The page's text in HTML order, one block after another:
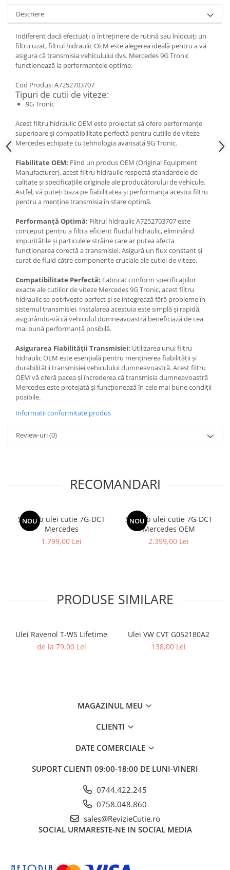
Descriere
Indiferent dacă efectuați o întreținere de rutină sau înlocuiți un
filtru uzat, filtrul hidraulic OEM este alegerea ideală pentru a vă
asigura că transmisia vehiculului dvs. Mercedes 9G Tronic
funcționează la performanțele optime.
Cod Produs: A7252703707
Tipuri de cutii de viteze:
9G Tronic
Acest filtru hidraulic OEM este proiectat să ofere performanțe
superioare și compatibilitate perfectă pentru cutiile de viteze
Mercedes echipate cu tehnologia avansată 9G Tronic.
Fiabilitate OEM: Fiind un produs OEM (Original Equipment
Manufacturer), acest filtru hidraulic respectă standardele de
calitate și specificațiile originale ale producătorului de vehicule.
Astfel, vă puteți baza pe fiabilitatea și performanța acestui filtru
pentru a menține transmisia în stare optimă.
Performanță Optimă: Filtrul hidraulic A7252703707 este
conceput pentru a filtra eficient fluidul hidraulic, eliminând
impuritățile și particulele străine care ar putea afecta
funcționarea corectă a transmisiei. Asigură un flux constant și
curat de fluid către componente cruciale ale cutiei de viteze.
Compatibilitate Perfectă: Fabricat conform specificațiilor
exacte ale cutiilor de viteze Mercedes 9G Tronic, acest filtru
hidraulic se potrivește perfect și se integrează fără probleme în
sistemul transmisiei. Instalarea acestuia este simplă și rapidă,
asigurându-vă că vehiculul dumneavoastră beneficiază de cea
mai bună performanță posibilă.
Asigurarea Fiabilității Transmisiei: Utilizarea unui filtru
hidraulic OEM este esențială pentru menținerea fiabilității și
durabilității transmisiei vehiculului dumneavoastră. Acest filtru
OEM vă oferă pacea și încrederea că transmisia dumneavoastră
Mercedes este protejată și funcționează în cele mai bune condiții
posibile.
Informatii conformitate produs
Review-uri(0)
RECOMANDARI
NOU
Schimb ulei cutie 7G-DCT
Mercedes
1.799,00 Lei
NOU
Schimb ulei cutie 7G-DCT
Mercedes OEM
2.399,00 Lei
PRODUSE SIMILARE
Ulei Ravenol T-WS Lifetime
de la 79,00 Lei
Ulei VW CVT G052180A2
138,00 Lei
MAGAZINUL MEU
CLIENTI
DATE COMERCIALE
SUPORT CLIENTI 09:00-18:00 DE LUNI-VINERI
0744.422.245
0758.048.860
sales@RevizieCutie.ro
SOCIAL URMARESTE-NE IN SOCIAL MEDIA